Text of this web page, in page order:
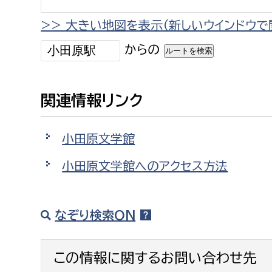
>> 大きい地図を表示（新しいウインドウで
からの
関連情報リンク
小田原文学館
小田原文学館へのアクセス方法
なぞり検索ON
この情報に関するお問い合わせ先